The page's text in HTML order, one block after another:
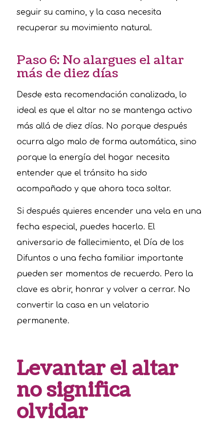
seguir su camino, y la casa necesita
recuperar su movimiento natural.
Paso 6: No alargues el altar
más de diez días
Desde esta recomendación canalizada, lo
ideal es que el altar no se mantenga activo
más allá de diez días. No porque después
ocurra algo malo de forma automática, sino
porque la energía del hogar necesita
entender que el tránsito ha sido
acompañado y que ahora toca soltar.
Si después quieres encender una vela en una
fecha especial, puedes hacerlo. El
aniversario de fallecimiento, el Día de los
Difuntos o una fecha familiar importante
pueden ser momentos de recuerdo. Pero la
clave es abrir, honrar y volver a cerrar. No
convertir la casa en un velatorio
permanente.
Levantar el altar
no significa
olvidar